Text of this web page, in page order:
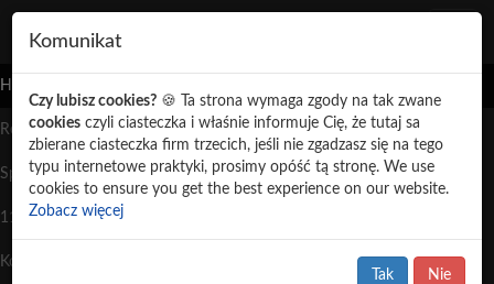
Home
Region
Sport
112
Kontakt
Włodawa: Nadbużańscy Terytorialsi przysięgali na
Trójstyku granic w Mieście Trzech Kultur /wideo/
Previous
Komunikat
Czy lubisz cookies? 🍪 Ta strona wymaga zgody na tak zwane
cookies czyli ciasteczka i właśnie informuje Cię, że tutaj sa
zbierane ciasteczka firm trzecich, jeśli nie zgadzasz się na tego
typu internetowe praktyki, prosimy opóść tą stronę. We use
cookies to ensure you get the best experience on our website.
Zobacz więcej
Tak Nie